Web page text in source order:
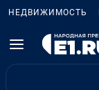
НЕДВИЖИМОСТЬ